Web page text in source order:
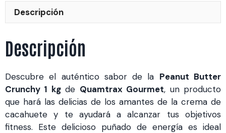
Descripción
Descripción
Descubre el auténtico sabor de la Peanut Butter
Crunchy 1 kgde Quamtrax Gourmet, un producto
que hará las delicias de los amantes de la crema de
cacahuete y te ayudará a alcanzar tus objetivos
fitness. Este delicioso puñado de energía es ideal